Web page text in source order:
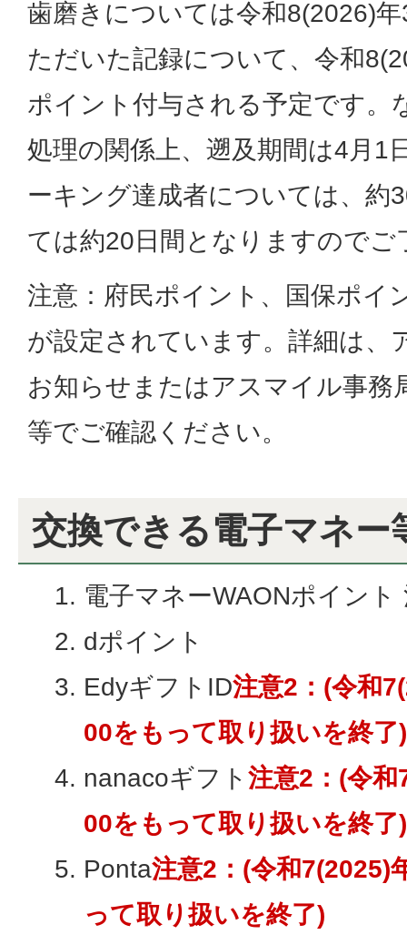
歯磨きについては令和8(2026)
ただいた記録について、令和
ポイント付与される予定です。
処理の関係上、遡及期間は4月1
ーキング達成者については、約
ては約20日間となりますのでご
注意：府民ポイント、国保ポイ
が設定されています。詳細は、
お知らせまたはアスマイル事務
等でご確認ください。
交換できる電子マネー
電子マネーWAONポイント
dポイント
EdyギフトID注意2：(令和
00をもって取り扱いを終了)
nanacoギフト 注意2：(令
00をもって取り扱いを終了)
Ponta注意2：(令和7(2025)
って取り扱いを終了)